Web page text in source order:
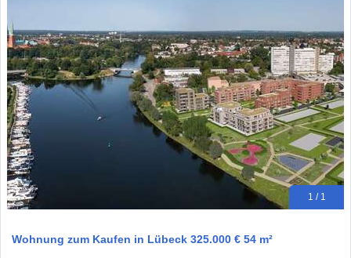
1 / 1
Wohnung zum Kaufen in Lübeck 325.000 € 54 m²